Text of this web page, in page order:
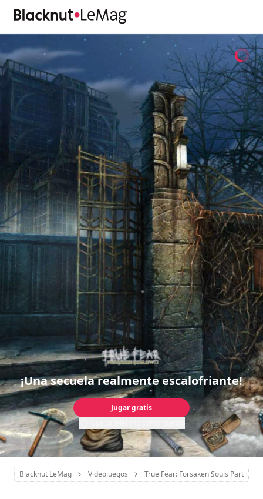
¡Una secuela realmente escalofriante!
Jugar gratis
Blacknut LeMag Videojuegos True Fear: Forsaken Souls Part 2